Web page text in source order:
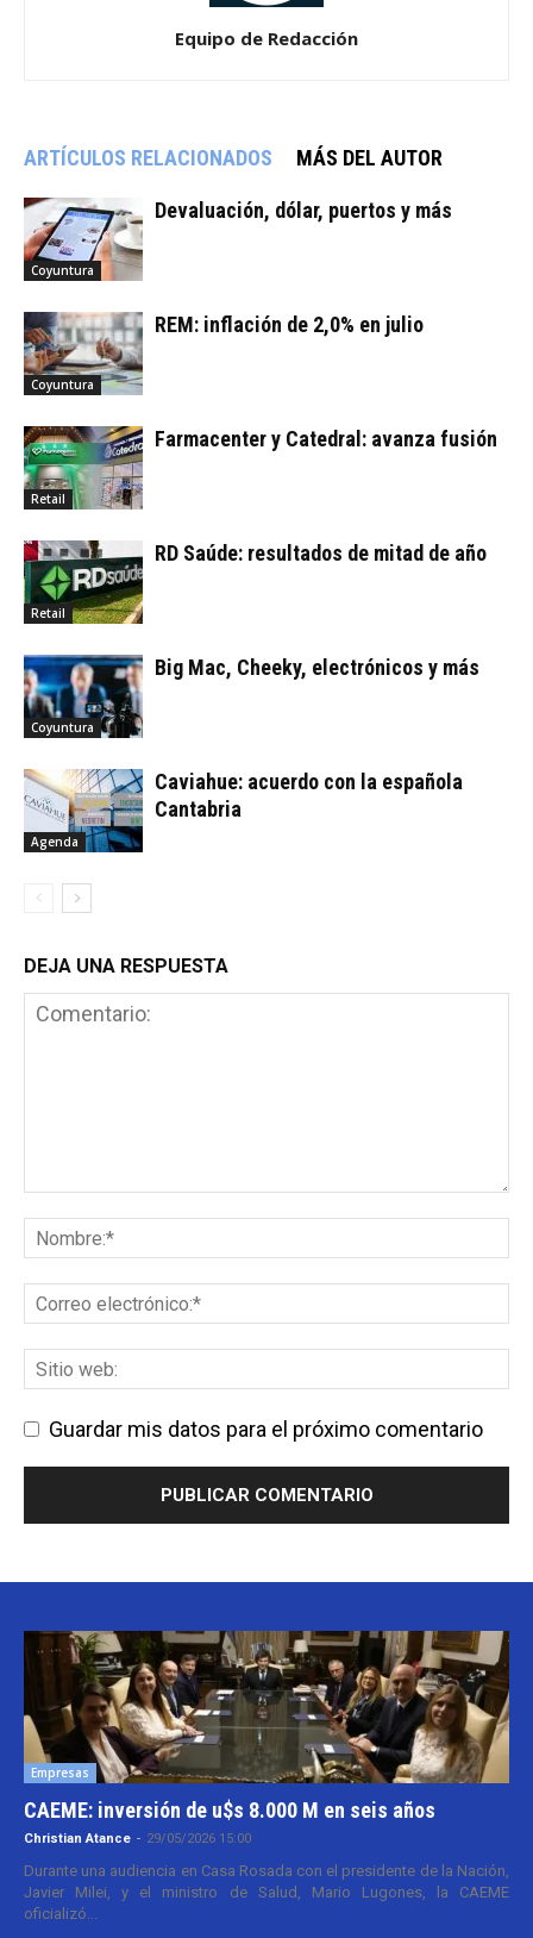
Equipo de Redacción
ARTÍCULOS RELACIONADOS MÁS DEL AUTOR
Coyuntura
Devaluación, dólar, puertos y más
Coyuntura
REM: inflación de 2,0% en julio
Retail
Farmacenter y Catedral: avanza fusión
Retail
RD Saúde: resultados de mitad de año
Coyuntura
Big Mac, Cheeky, electrónicos y más
Agenda
Caviahue: acuerdo con la española
Cantabria
DEJA UNA RESPUESTA
Guardar mis datos para el próximo comentario
Empresas
CAEME: inversión de u$s 8.000 M en seis años
Christian Atance - 29/05/2026 15:00
Durante una audiencia en Casa Rosada con el presidente de la Nación,
Javier Milei, y el ministro de Salud, Mario Lugones, la CAEME
oficializó...